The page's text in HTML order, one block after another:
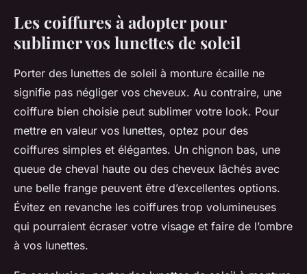
Les coiffures à adopter pour
sublimer vos lunettes de soleil
Porter des lunettes de soleil à monture écaille ne
signifie pas négliger vos cheveux. Au contraire, une
coiffure bien choisie peut sublimer votre look. Pour
mettre en valeur vos lunettes, optez pour des
coiffures simples et élégantes. Un chignon bas, une
queue de cheval haute ou des cheveux lâchés avec
une belle frange peuvent être d’excellentes options.
Évitez en revanche les coiffures trop volumineuses
qui pourraient écraser votre visage et faire de l’ombre
à vos lunettes.